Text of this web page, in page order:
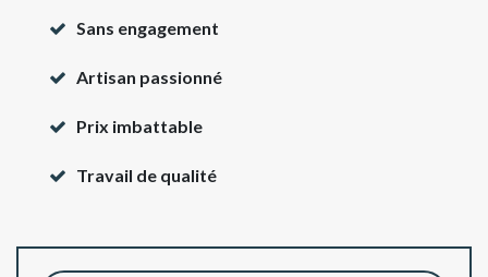
Sans engagement
Artisan passionné
Prix imbattable
Travail de qualité